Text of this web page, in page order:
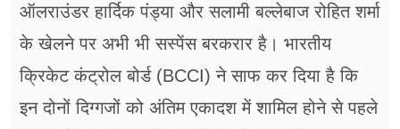
ऑलराउंडर हार्दिक पंड्या और सलामी बल्लेबाज रोहित शर्मा
के खेलने पर अभी भी सस्पेंस बरकरार है। भारतीय
क्रिकेट कंट्रोल बोर्ड (BCCI) ने साफ कर दिया है कि
इन दोनों दिग्गजों को अंतिम एकादश में शामिल होने से पहले